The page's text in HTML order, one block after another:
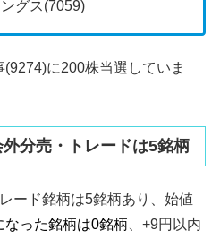
グス(7059)
に200株当選していま
分売・トレードは5銘柄
ード銘柄は5銘柄あり、始値
なった銘柄は0銘柄 、+9円以内